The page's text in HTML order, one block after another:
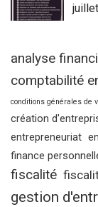
analyse
comptabilité
conditions générales de
création
entrepreneuriat
finance
fiscalité
gestion